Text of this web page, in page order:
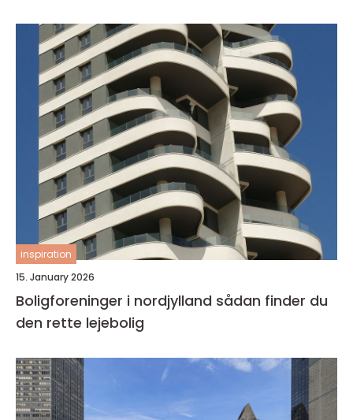
inspiration
15. January 2026
Boligforeninger i nordjylland sådan finder du
den rette lejebolig